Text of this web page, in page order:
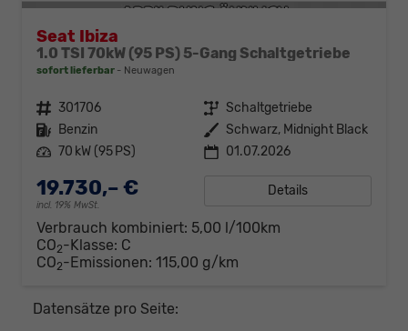
Seat Ibiza
1.0 TSI 70kW (95 PS) 5-Gang Schaltgetriebe
sofort lieferbar Neuwagen
Fahrzeugnr. 301706 Getriebe Schaltgetriebe
Kraftstoff Benzin Außenfarbe Schwarz, Midnight Black
Leistung 70 kW (95 PS) 01.07.2026
19.730,– €
incl. 19% MwSt.
Details
Verbrauch kombiniert: 5,00 l/100km
CO2-Klasse: C
CO2-Emissionen: 115,00 g/km
Datensätze pro Seite: